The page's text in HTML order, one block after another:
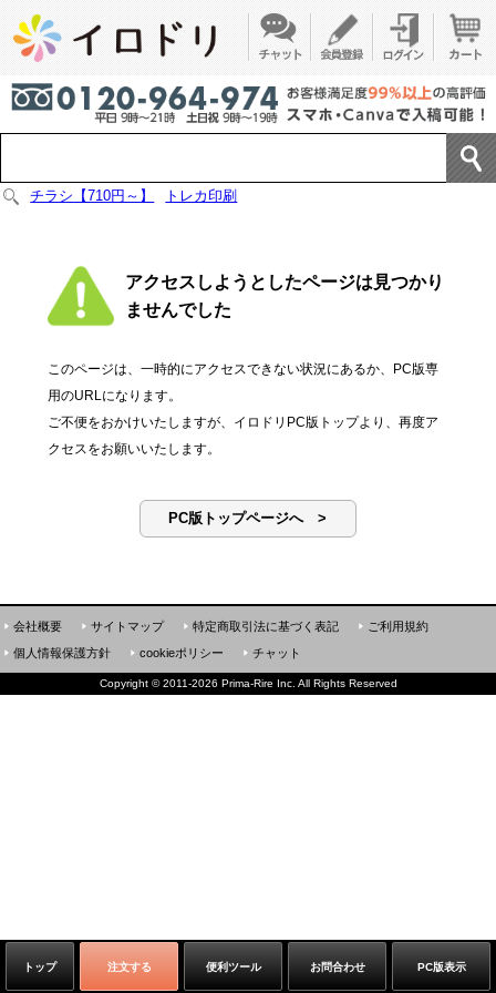
チラシ【710円～】 トレカ印刷
アクセスしようとしたページは見つかり
ませんでした
このページは、一時的にアクセスできない状況にあるか、PC版専
用のURLになります。
ご不便をおかけいたしますが、イロドリPC版トップより、再度ア
クセスをお願いいたします。
PC版トップページへ >
トップ 注文する 便利ツール お問合わせ PC版表示
会社概要 サイトマップ 特定商取引法に基づく表記
ご利用規約
個人情報保護方針
cookieポリシー チャット
Copyright ©2011-2026 Prima-Rire Inc. All Rights Reserved